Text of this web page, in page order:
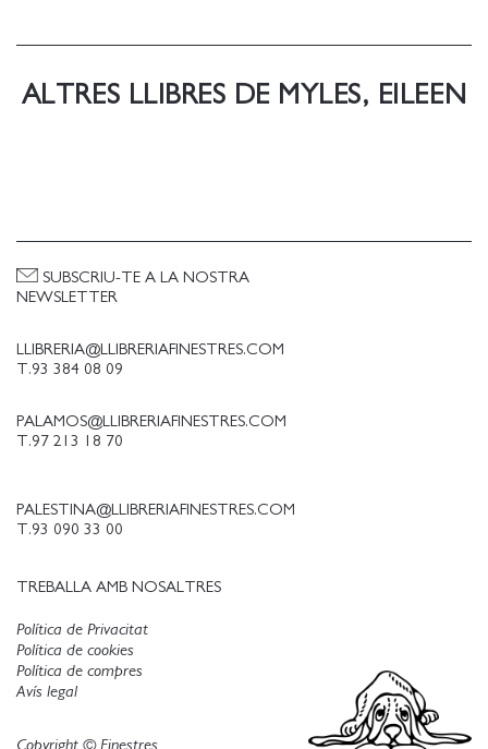
ALTRES LLIBRES DE MYLES, EILEEN
LLIBRERIA@LLIBRERIAFINESTRES.COM
T.93 384 08 09
PALAMOS@LLIBRERIAFINESTRES.COM
T.97 213 18 70
PALESTINA@LLIBRERIAFINESTRES.COM
T.93 090 33 00
TREBALLA AMB NOSALTRES
SUBSCRIU-TE A LA NOSTRA
NEWSLETTER
Política de Privacitat
Política de cookies
Avís legal
Política de compres
Copyright © Finestres